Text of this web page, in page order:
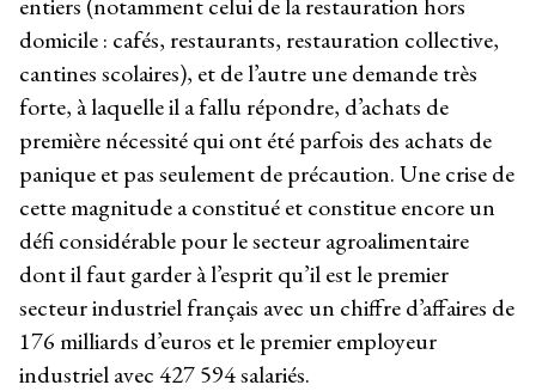
domicile : cafés, restaurants, restauration collective,
cantines scolaires), et de l’autre une demande très
forte, à laquelle il a fallu répondre, d’achats de
première nécessité qui ont été parfois des achats de
panique et pas seulement de précaution. Une crise de
cette magnitude a constitué et constitue encore un
défi considérable pour le secteur agroalimentaire
dont il faut garder à l’esprit qu’il est le premier
secteur industriel français avec un chiffre d’affaires de
176 milliards d’euros et le premier employeur
industriel avec 427 594 salariés.